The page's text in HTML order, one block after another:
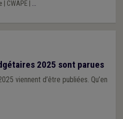
les objectifs fixés par le
CWAPE ...
2025 sont parues
viennent d’être publiées. Qu’en